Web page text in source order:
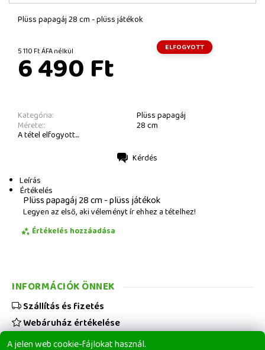
Plüss papagáj 28 cm - plüss játékok
5 110 Ft ÁFA nélkül ELFOGYOTT
6 490 Ft
Kategória: Plüss papagáj
Mérete:: 28 cm
A tétel elfogyott...
Kérdés
Leírás
Értékelés
Plüss papagáj 28 cm - plüss játékok
Legyen az első, aki véleményt ír ehhez a tételhez!
Értékelés hozzáadása
A jelen web cookie-fájlokat használ.
INFORMÁCIÓK ÖNNEK
Szállítás és fizetés
Webáruház értékelése
Viszonteladóknak